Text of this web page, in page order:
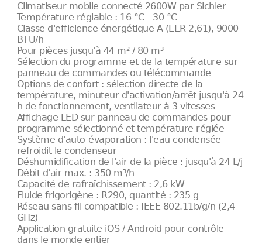
Climatiseur mobile connecté 2600W par Sichler
Température réglable : 16 °C - 30 °C
Classe d'efficience énergétique A (EER 2,61), 9000
BTU/h
Pour pièces jusqu'à 44 m² / 80 m³
Sélection du programme et de la température sur
panneau de commandes ou télécommande
Options de confort : sélection directe de la
température, minuteur d'activation/arrêt jusqu'à 24
h de fonctionnement, ventilateur à 3 vitesses
Affichage LED sur panneau de commandes pour
programme sélectionné et température réglée
Système d'auto-évaporation : l'eau condensée
refroidit le condenseur
Déshumidification de l'air de la pièce : jusqu'à 24 L/j
Débit d'air max. : 350 m³/h
Capacité de rafraîchissement : 2,6 kW
Fluide frigorigène : R290, quantité : 235 g
Réseau sans fil compatible : IEEE 802.11b/g/n (2,4
GHz)
Application gratuite iOS / Android pour contrôle
dans le monde entier